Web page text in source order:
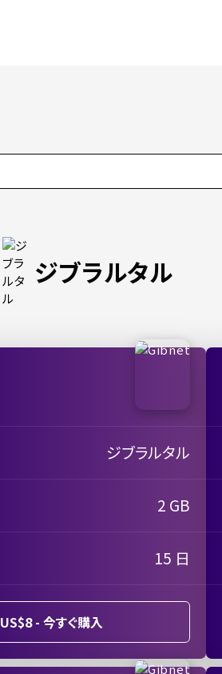
ジブラルタル
ジブラルタル
2 GB
15 日
US$8 - 今すぐ購入